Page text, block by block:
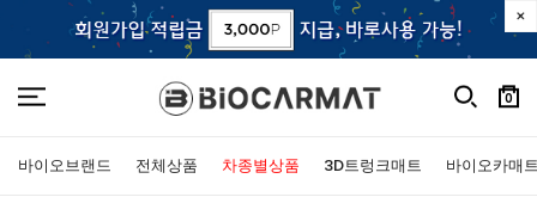
0
바이오브랜드 전체상품 차종별상품 3D트렁크매트 바이오카매